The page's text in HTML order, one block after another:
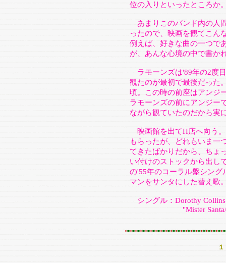
位の入りといったところか
あまりこのバンド内の人
ったので、映画を観てこん
例えば、好きな曲の一つで
が、あんな心境の中で書か
ラモーンズは'89年の2度
観たのが最初で最後だった
頃。この時の前座はアンジ
ラモーンズの前にアンジー
ながら観ていたのだから実
映画館を出てH店へ向う
もらったが、どれもいま一
てきたばかりだから、ちょ
い付けのストックから出し
の'55年のコーラル盤シン
マンをサンタにした替え歌
シングル：Dorothy Collins
"Mister Santa/The